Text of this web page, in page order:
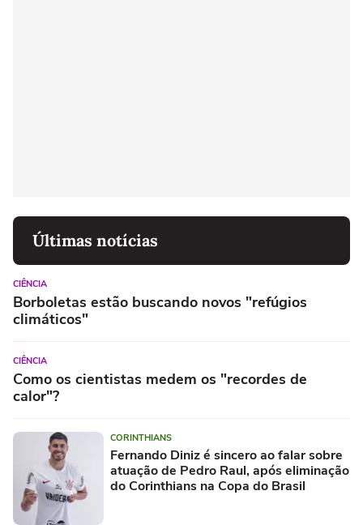
Últimas notícias
CIÊNCIA
Borboletas estão buscando novos "refúgios
climáticos"
CIÊNCIA
Como os cientistas medem os "recordes de
calor"?
CORINTHIANS
Fernando Diniz é sincero ao falar sobre
atuação de Pedro Raul, após eliminação
do Corinthians na Copa do Brasil